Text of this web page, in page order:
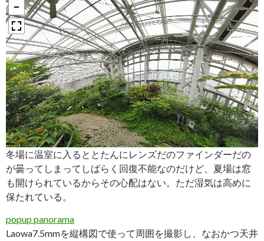
冬場に温室に入るととたんにレンズだのファインダーだの
が曇ってしまってしばらく回復不能なのだけど、夏場は窓
も開けられているからその心配はない。ただ湿気は高めに
保たれている。
popup panorama
Laowa7.5mmを縦構図で使って周囲を撮影し、なおかつ天井